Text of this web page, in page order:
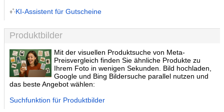
KI-Assistent für Gutscheine
Produktbilder
Mit der visuellen Produktsuche von Meta-
Preisvergleich finden Sie ähnliche Produkte zu
Ihrem Foto in wenigen Sekunden. Bild hochladen,
Google und Bing Bildersuche parallel nutzen und
das beste Angebot wählen:
Suchfunktion für Produktbilder